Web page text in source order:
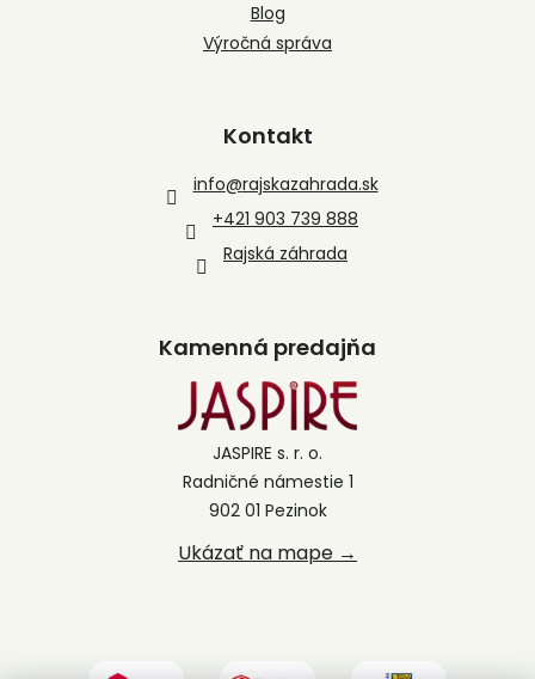
Blog
Výročná správa
Kontakt
info@rajskazahrada.sk
+421 903 739 888
Rajská záhrada
Kamenná predajňa
JASPIRE s. r. o.
Radničné námestie 1
902 01 Pezinok
Ukázať na mape →